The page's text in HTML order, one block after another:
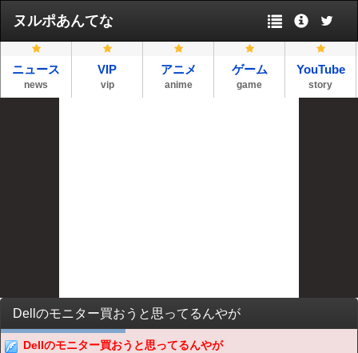
ヌルポあんてな
ニュース
news
VIP
vip
アニメ
anime
ゲーム
game
YouTube
story
Dellのモニター買おうと思ってるんやが
Dellのモニター買おうと思ってるんやが